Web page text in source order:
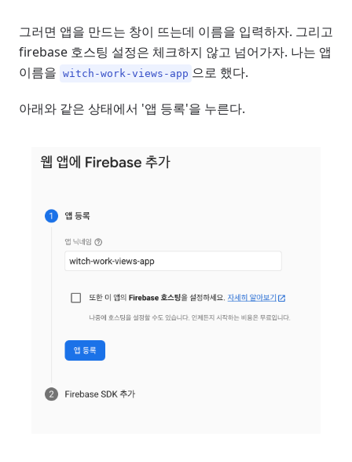
그러면 앱을 만드는 창이 뜨는데 이름을 입력하자. 그리고
firebase 호스팅 설정은 체크하지 않고 넘어가자. 나는 앱
이름을 witch-work-views-app 으로 했다.
아래와 같은 상태에서 '앱 등록'을 누른다.